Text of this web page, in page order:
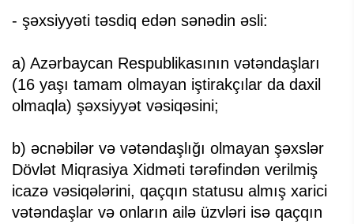
- şəxsiyyəti təsdiq edən sənədin əsli:
a) Azərbaycan Respublikasının vətəndaşları
(16 yaşı tamam olmayan iştirakçılar da daxil
olmaqla) şəxsiyyət vəsiqəsini;
b) əcnəbilər və vətəndaşlığı olmayan şəxslər
Dövlət Miqrasiya Xidməti tərəfindən verilmiş
icazə vəsiqələrini, qaçqın statusu almış xarici
vətəndaşlar və onların ailə üzvləri isə qaçqın